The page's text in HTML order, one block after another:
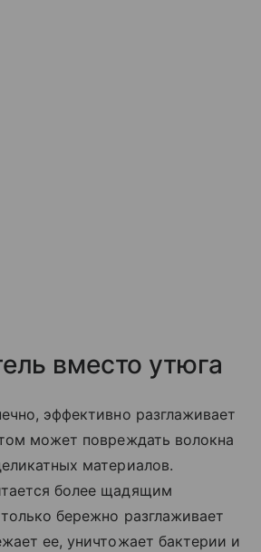
вместо утюга
эффективно разглаживает
может повреждать волокна
материалов.
более щадящим
бережно разглаживает
ее, уничтожает бактерии и